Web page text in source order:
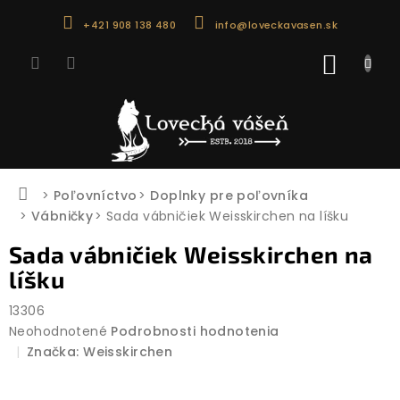
+421 908 138 480 info@loveckavasen.sk
Domov
Poľovníctvo
Doplnky pre poľovníka
Vábničky
Sada vábničiek Weisskirchen na líšku
Sada vábničiek Weisskirchen na
líšku
13306
Priemerné
hodnotenie
Neohodnotené Podrobnosti hodnotenia
Značka:Weisskirchen